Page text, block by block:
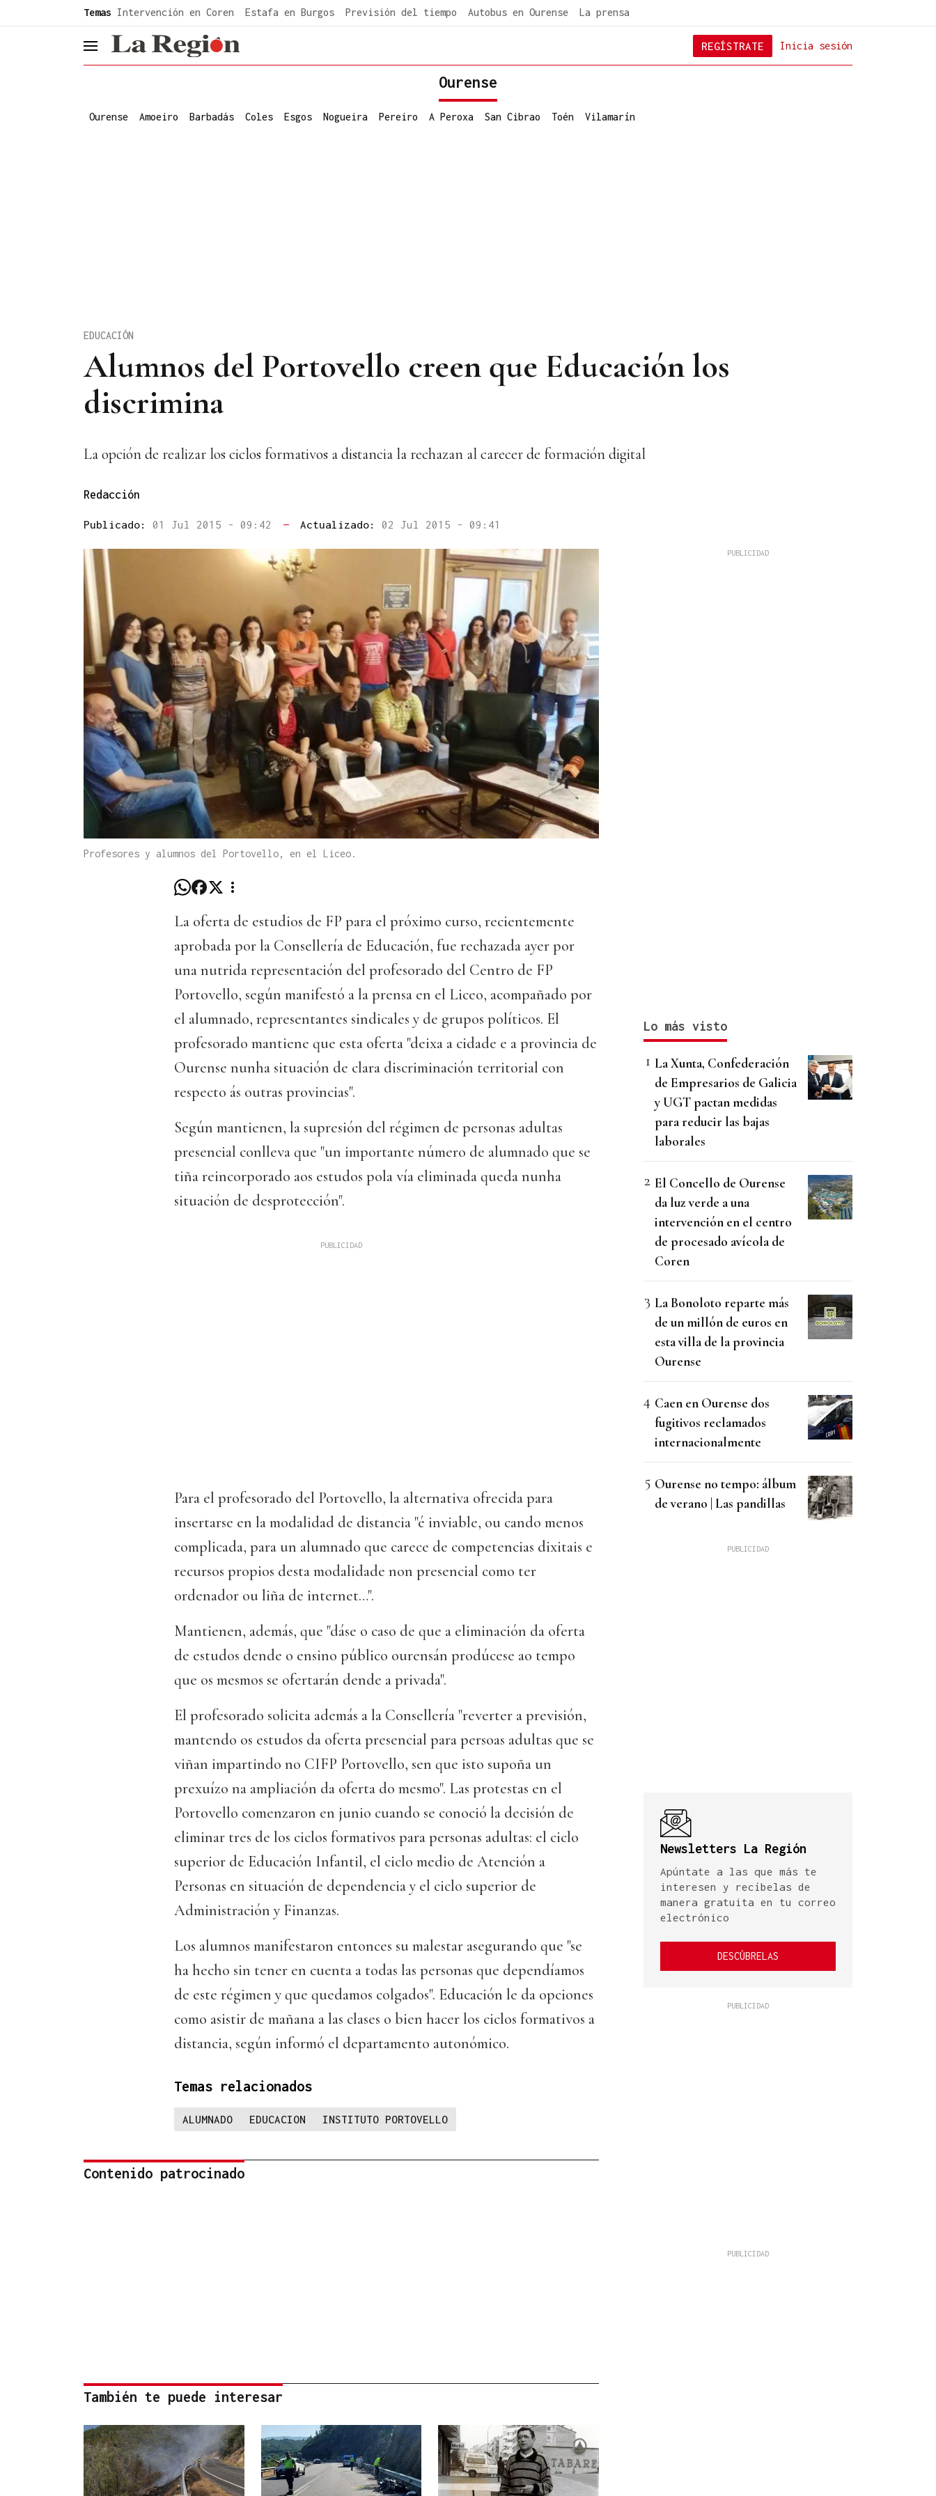
Temas Intervención en Coren Estafa en Burgos Previsión del tiempo Autobus en Ourense La prensa
header.menu.open Inicia sesión
REGÍSTRATE
Ourense
Ourense Amoeiro Barbadás Coles Esgos Nogueira Pereiro A Peroxa San Cibrao Toén Vilamarín
Alumnos del Portovello creen que Educación los
discrimina
EDUCACIÓN
La opción de realizar los ciclos formativos a distancia la rechazan al carecer de formación digital
Redacción
Publicado: 01 Jul 2015 - 09:42 — Actualizado: 02 Jul 2015 - 09:41
Profesores y alumnos del Portovello, en el Liceo.
La oferta de estudios de FP para el próximo curso, recientemente
aprobada por la Consellería de Educación, fue rechazada ayer por
una nutrida representación del profesorado del Centro de FP
Portovello, según manifestó a la prensa en el Liceo, acompañado por
el alumnado, representantes sindicales y de grupos políticos. El
profesorado mantiene que esta oferta "deixa a cidade e a provincia de
Ourense nunha situación de clara discriminación territorial con
respecto ás outras provincias".
Según mantienen, la supresión del régimen de personas adultas
presencial conlleva que "un importante número de alumnado que se
tiña reincorporado aos estudos pola vía eliminada queda nunha
situación de desprotección".
Para el profesorado del Portovello, la alternativa ofrecida para
insertarse en la modalidad de distancia "é inviable, ou cando menos
complicada, para un alumnado que carece de competencias dixitais e
recursos propios desta modalidade non presencial como ter
ordenador ou liña de internet…".
Mantienen, además, que "dáse o caso de que a eliminación da oferta
de estudos dende o ensino público ourensán prodúcese ao tempo
que os mesmos se ofertarán dende a privada".
El profesorado solicita además a la Consellería "reverter a previsión,
mantendo os estudos da oferta presencial para persoas adultas que se
viñan impartindo no CIFP Portovello, sen que isto supoña un
prexuízo na ampliación da oferta do mesmo". Las protestas en el
Portovello comenzaron en junio cuando se conoció la decisión de
eliminar tres de los ciclos formativos para personas adultas: el ciclo
superior de Educación Infantil, el ciclo medio de Atención a
Personas en situación de dependencia y el ciclo superior de
Administración y Finanzas.
Los alumnos manifestaron entonces su malestar asegurando que "se
ha hecho sin tener en cuenta a todas las personas que dependíamos
de este régimen y que quedamos colgados". Educación le da opciones
como asistir de mañana a las clases o bien hacer los ciclos formativos a
distancia, según informó el departamento autonómico.
Temas relacionados
ALUMNADO EDUCACION INSTITUTO PORTOVELLO
Contenido patrocinado
También te puede interesar
Lo más visto
La Xunta, Confederación
de Empresarios de Galicia
y UGT pactan medidas
para reducir las bajas
laborales
El Concello de Ourense
da luz verde a una
intervención en el centro
de procesado avícola de
Coren
La Bonoloto reparte más
de un millón de euros en
esta villa de la provincia
Ourense
Caen en Ourense dos
fugitivos reclamados
internacionalmente
Ourense no tempo: álbum
de verano | Las pandillas
Newsletters La Región
Apúntate a las que más te
interesen y recíbelas de
manera gratuita en tu correo
electrónico
DESCÚBRELAS